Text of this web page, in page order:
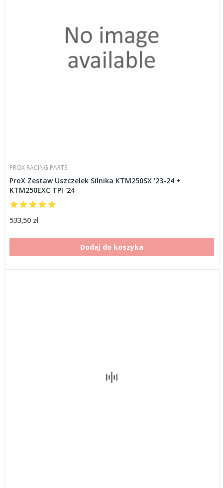
PROX RACING PARTS
ProX Zestaw Uszczelek Silnika KTM250SX '23-24 +
KTM250EXC TPI '24
533,50 zł
Dodaj do koszyka